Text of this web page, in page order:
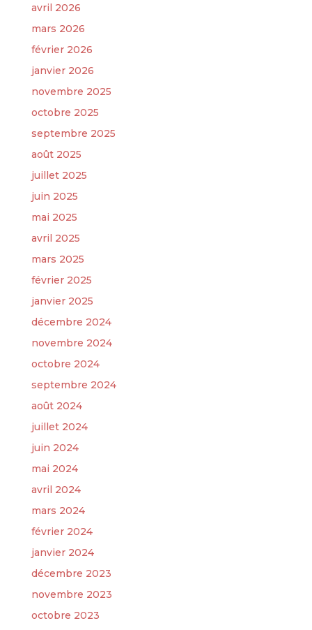
avril 2026
mars 2026
février 2026
janvier 2026
novembre 2025
octobre 2025
septembre 2025
août 2025
juillet 2025
juin 2025
mai 2025
avril 2025
mars 2025
février 2025
janvier 2025
décembre 2024
novembre 2024
octobre 2024
septembre 2024
août 2024
juillet 2024
juin 2024
mai 2024
avril 2024
mars 2024
février 2024
janvier 2024
décembre 2023
novembre 2023
octobre 2023